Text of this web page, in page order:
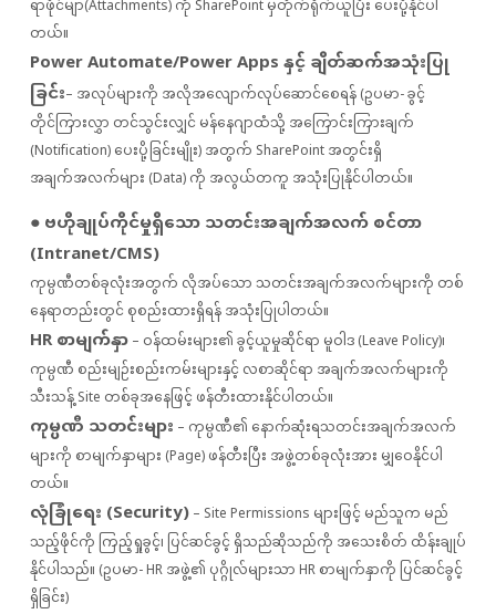
ရာဖိုင်မျာ(Attachments) ကို SharePoint မှတိုက်ရိုက်ယူပြီး ပေးပို့နိုင်ပါ
တယ်။
Power Automate/Power Apps နှင့် ချိတ်ဆက်အသုံးပြု
ခြင်း– အလုပ်များကို အလိုအလျောက်လုပ်ဆောင်စေရန် (ဥပမာ- ခွင့်
တိုင်ကြားလွှာ တင်သွင်းလျှင် မန်နေဂျာထံသို့ အကြောင်းကြားချက်
(Notification) ပေးပို့ခြင်းမျိုး) အတွက် SharePoint အတွင်းရှိ
အချက်အလက်များ (Data) ကို အလွယ်တကူ အသုံးပြုနိုင်ပါတယ်။
● ဗဟိုချုပ်ကိုင်မှုရှိသော သတင်းအချက်အလက် စင်တာ
(Intranet/CMS)
ကုမ္ပဏီတစ်ခုလုံးအတွက် လိုအပ်သော သတင်းအချက်အလက်များကို တစ်
နေရာတည်းတွင် စုစည်းထားရှိရန် အသုံးပြုပါတယ်။
HR စာမျက်နှာ– ဝန်ထမ်းများ၏ ခွင့်ယူမှုဆိုင်ရာ မူဝါဒ (Leave Policy)၊
ကုမ္ပဏီ စည်းမျဉ်းစည်းကမ်းများနှင့် လစာဆိုင်ရာ အချက်အလက်များကို
သီးသန့် Site တစ်ခုအနေဖြင့် ဖန်တီးထားနိုင်ပါတယ်။
ကုမ္ပဏီ သတင်းများ– ကုမ္ပဏီ၏ နောက်ဆုံးရသတင်းအချက်အလက်
များကို စာမျက်နှာများ (Page) ဖန်တီးပြီး အဖွဲ့တစ်ခုလုံးအား မျှဝေနိုင်ပါ
တယ်။
လုံခြုံရေး (Security)– Site Permissions များဖြင့် မည်သူက မည်
သည့်ဖိုင်ကို ကြည့်ရှုခွင့်၊ ပြင်ဆင်ခွင့် ရှိသည်ဆိုသည်ကို အသေးစိတ် ထိန်းချုပ်
နိုင်ပါသည်။ (ဥပမာ- HR အဖွဲ့၏ ပုဂ္ဂိုလ်များသာ HR စာမျက်နှာကို ပြင်ဆင်ခွင့်
ရှိခြင်း)